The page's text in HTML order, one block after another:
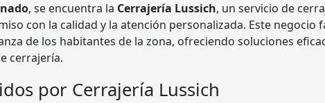
, se encuentra la Cerrajería Lussich, un servicio de
con la calidad y la atención personalizada. Este negocio
de los habitantes de la zona, ofreciendo soluciones
cerrajería.
por Cerrajería Lussich